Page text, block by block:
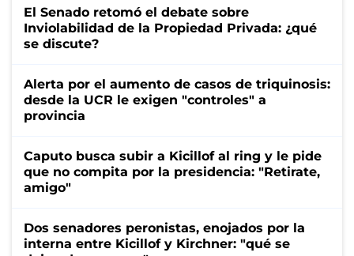
El Senado retomó el debate sobre
Inviolabilidad de la Propiedad Privada: ¿qué
se discute?
Alerta por el aumento de casos de triquinosis:
desde la UCR le exigen "controles" a
provincia
Caputo busca subir a Kicillof al ring y le pide
que no compita por la presidencia: "Retirate,
amigo"
Dos senadores peronistas, enojados por la
interna entre Kicillof y Kirchner: "qué se